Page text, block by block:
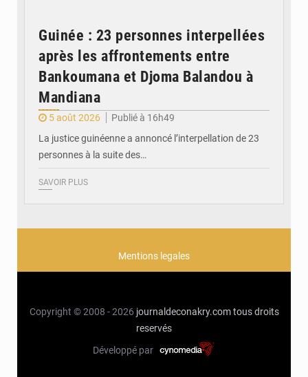
Guinée : 23 personnes interpellées
après les affrontements entre
Bankoumana et Djoma Balandou à
Mandiana
5 août 2026
Publié à 16h49
La justice guinéenne a annoncé l’interpellation de 23
personnes à la suite des…
SAVOIR PLUS
Mentions legales
Copyright © 2008 - 2026 journaldeconakry.com tous droits
reservés
Développé par